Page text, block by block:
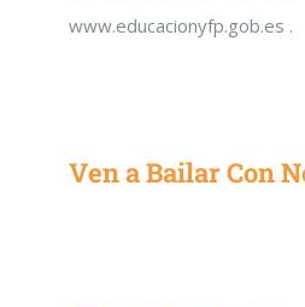
www.educacionyfp.gob.es .
Ven a Bailar Con